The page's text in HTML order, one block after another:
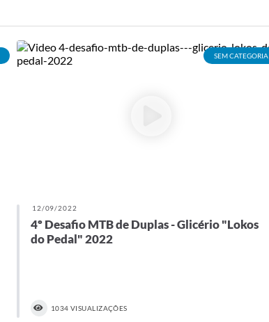
SEM CATEGORIA
12/09/2022
4º Desafio MTB de Duplas - Glicério "Lokos
do Pedal" 2022
1034 VISUALIZAÇÕES